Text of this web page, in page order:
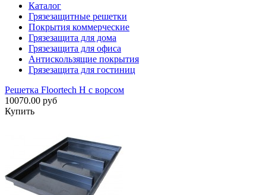
Каталог
Грязезащитные решетки
Покрытия коммерческие
Грязезащита для дома
Грязезащита для офиса
Антискользящие покрытия
Грязезащита для гостиниц
Решетка Floortech H с ворсом
10070.00 руб
Купить